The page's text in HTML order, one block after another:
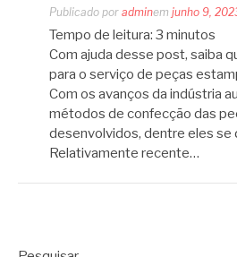
Publicado por adminem junho 9,
Tempo de leitura: 3 minutos
Com ajuda desse post, saiba
para o serviço de peças
Com os avanços da indústria
métodos de confecção das
desenvolvidos, dentre eles se
Relativamente recente…